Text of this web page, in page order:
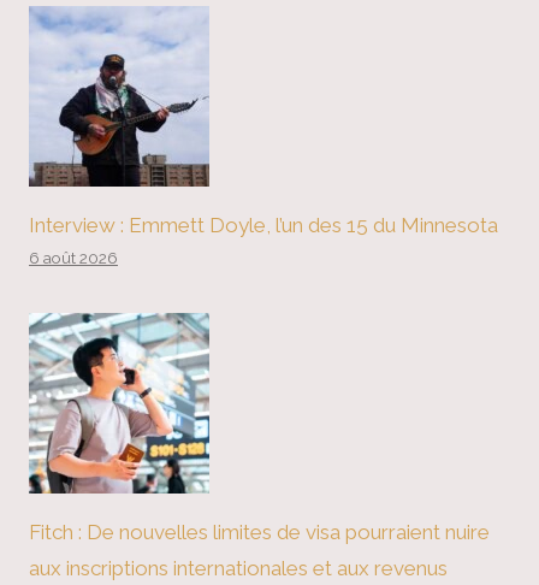
Interview : Emmett Doyle, l’un des 15 du Minnesota
6 août 2026
Fitch : De nouvelles limites de visa pourraient nuire
aux inscriptions internationales et aux revenus